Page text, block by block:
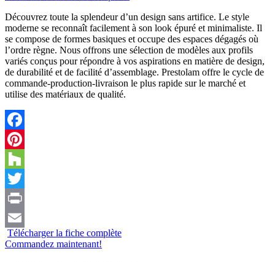
Découvrez toute la splendeur d’un design sans artifice. Le style
moderne se reconnaît facilement à son look épuré et minimaliste. Il
se compose de formes basiques et occupe des espaces dégagés où
l’ordre règne. Nous offrons une sélection de modèles aux profils
variés conçus pour répondre à vos aspirations en matière de design,
de durabilité et de facilité d’assemblage. Prestolam offre le cycle de
commande-production-livraison le plus rapide sur le marché et
utilise des matériaux de qualité.
Facebook
Pinterest
Houzz
Twitter
Print
Email
Télécharger la fiche complète
Commandez maintenant!